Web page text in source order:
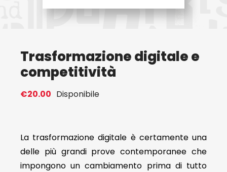
Trasformazione digitale e
competitività
€20.00 Disponibile
La trasformazione digitale è certamente una
delle più grandi prove contemporanee che
impongono un cambiamento prima di tutto